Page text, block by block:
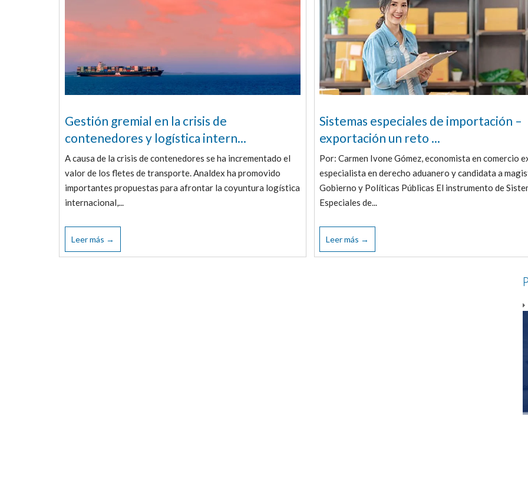
Gestión gremial en la crisis de
contenedores y logística intern...
A causa de la crisis de contenedores se ha incrementado el
valor de los fletes de transporte. Analdex ha promovido
importantes propuestas para afrontar la coyuntura logística
internacional,...
Leer más →
Sistemas especiales de importación –
exportación un reto ...
Por: Carmen Ivone Gómez, economista en comercio
especialista en derecho aduanero y candidata a
Gobierno y Políticas Públicas El instrumento de
Especiales de...
Leer más →